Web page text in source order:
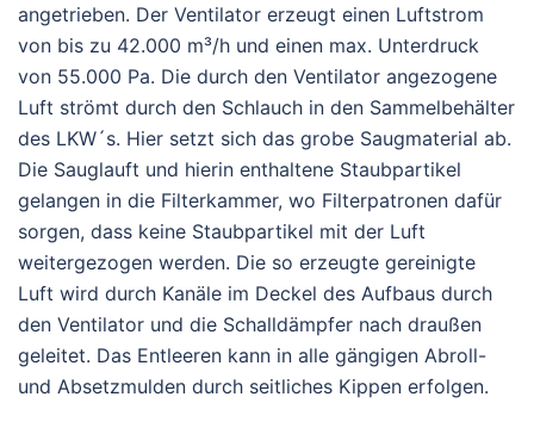
angetrieben. Der Ventilator erzeugt einen Luftstrom
von bis zu 42.000 m³/h und einen max. Unterdruck
von 55.000 Pa. Die durch den Ventilator angezogene
Luft strömt durch den Schlauch in den Sammelbehälter
des LKW´s. Hier setzt sich das grobe Saugmaterial ab.
Die Sauglauft und hierin enthaltene Staubpartikel
gelangen in die Filterkammer, wo Filterpatronen dafür
sorgen, dass keine Staubpartikel mit der Luft
weitergezogen werden. Die so erzeugte gereinigte
Luft wird durch Kanäle im Deckel des Aufbaus durch
den Ventilator und die Schalldämpfer nach draußen
geleitet. Das Entleeren kann in alle gängigen Abroll-
und Absetzmulden durch seitliches Kippen erfolgen.